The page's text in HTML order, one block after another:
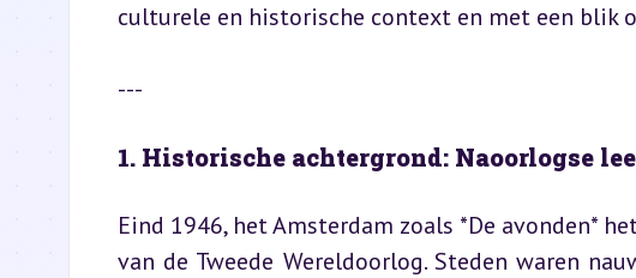
culturele en historische context en met een blik
---
1. Historische achtergrond: Naoorlogse
Eind 1946, het Amsterdam zoals *De avonden*
van de Tweede Wereldoorlog. Steden waren